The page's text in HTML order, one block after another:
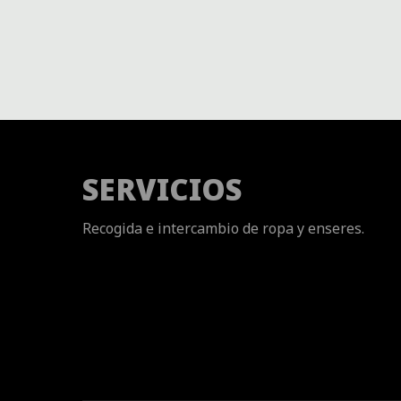
SERVICIOS
Recogida e intercambio de ropa y enseres.